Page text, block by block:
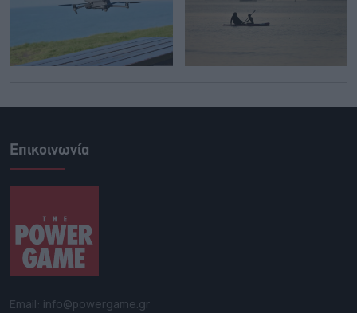
Επικοινωνία
Email: info@powergame.gr